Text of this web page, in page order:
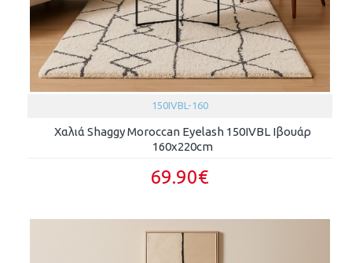
150IVBL-160
Χαλιά Shaggy Moroccan Eyelash 150IVBL Ιβουάρ
160x220cm
69.90€